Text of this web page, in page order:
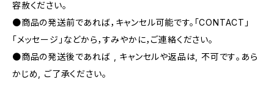
容赦ください。
●商品の発送前であれば，キャンセル可能です。「CONTACT」
「メッセージ」などから，すみやかに，ご連絡ください。
●商品の発送後であれば , キャンセルや返品は, 不可です｡あら
かじめ, ご了承ください｡